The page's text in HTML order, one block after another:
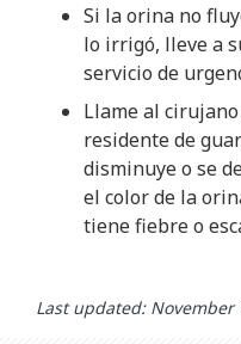
Si la orina no
lo irrigó, lleve a
servicio de
Llame al
residente de
disminuye o se
el color de la
tiene fiebre o
Last updated: November